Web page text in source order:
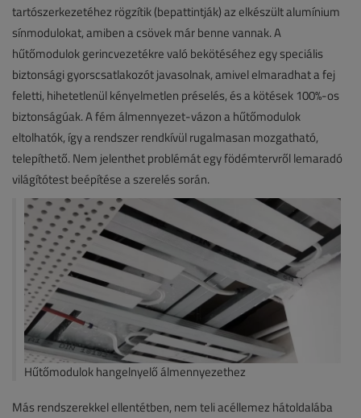
tartószerkezetéhez rögzítik (bepattintják) az elkészült alumínium
sínmodulokat, amiben a csövek már benne vannak. A
hűtőmodulok gerincvezetékre való bekötéséhez egy speciális
biztonsági gyorscsatlakozót javasolnak, amivel elmaradhat a fej
feletti, hihetetlenül kényelmetlen préselés, és a kötések 100%-os
biztonságúak. A fém álmennyezet-vázon a hűtőmodulok
eltolhatók, így a rendszer rendkívül rugalmasan mozgatható,
telepíthető. Nem jelenthet problémát egy födémtervről lemaradó
világítótest beépítése a szerelés során.
Hűtőmodulok hangelnyelő álmennyezethez
Más rendszerekkel ellentétben, nem teli acéllemez hátoldalába